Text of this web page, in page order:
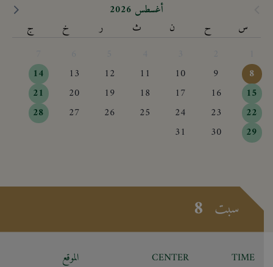
أغسطس 2026
س
ح ن ث ر خ
ج
8
9
10
11
12
13
14
15
16
17
18
19
20
21
22
23
24
25
26
27
28
29
30
31
سبت 8
TIME
CENTER الموقع